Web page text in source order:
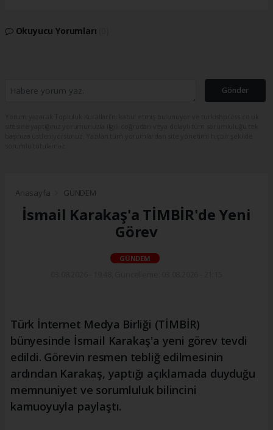
Okuyucu Yorumları
Gönder
Anasayfa GÜNDEM
İsmail Karakaş'a TİMBİR'de Yeni
Görev
GÜNDEM
Türk İnternet Medya Birliği (TİMBİR)
bünyesinde İsmail Karakaş'a yeni görev tevdi
edildi. Görevin resmen tebliğ edilmesinin
ardından Karakaş, yaptığı açıklamada duyduğu
memnuniyet ve sorumluluk bilincini
kamuoyuyla paylaştı.